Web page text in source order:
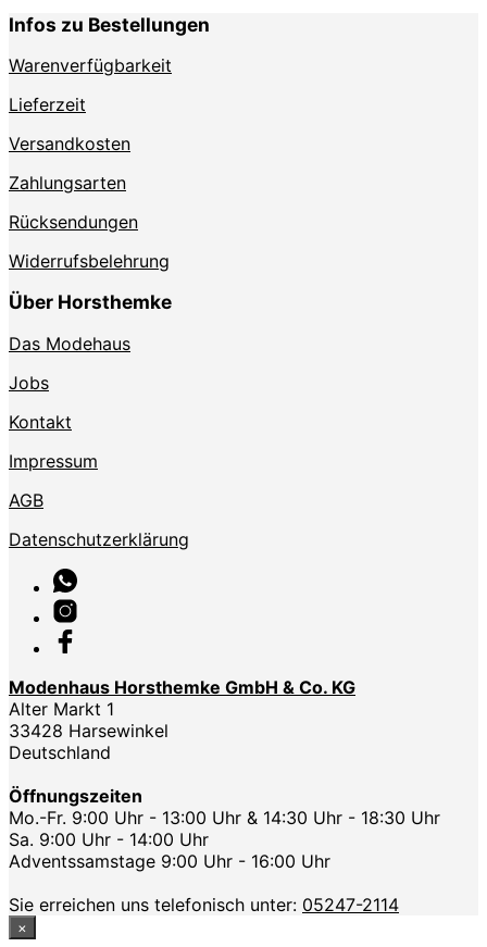
Infos zu Bestellungen
Warenverfügbarkeit
Lieferzeit
Versandkosten
Zahlungsarten
Rücksendungen
Widerrufsbelehrung
Über Horsthemke
Das Modehaus
Jobs
Kontakt
Impressum
AGB
Datenschutzerklärung
Modenhaus Horsthemke GmbH & Co. KG
Alter Markt 1
33428 Harsewinkel
Deutschland
Öffnungszeiten
Mo.-Fr. 9:00 Uhr - 13:00 Uhr & 14:30 Uhr - 18:30 Uhr
Sa. 9:00 Uhr - 14:00 Uhr
Adventssamstage 9:00 Uhr - 16:00 Uhr
Sie erreichen uns telefonisch unter: 05247-2114
×